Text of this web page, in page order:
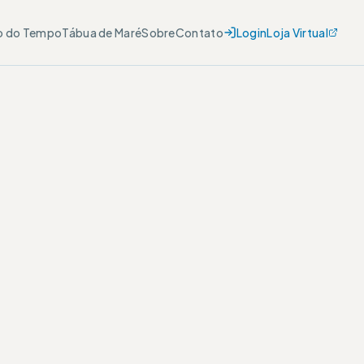
do TempoTábua de MaréSobreContato LoginLoja Virtual